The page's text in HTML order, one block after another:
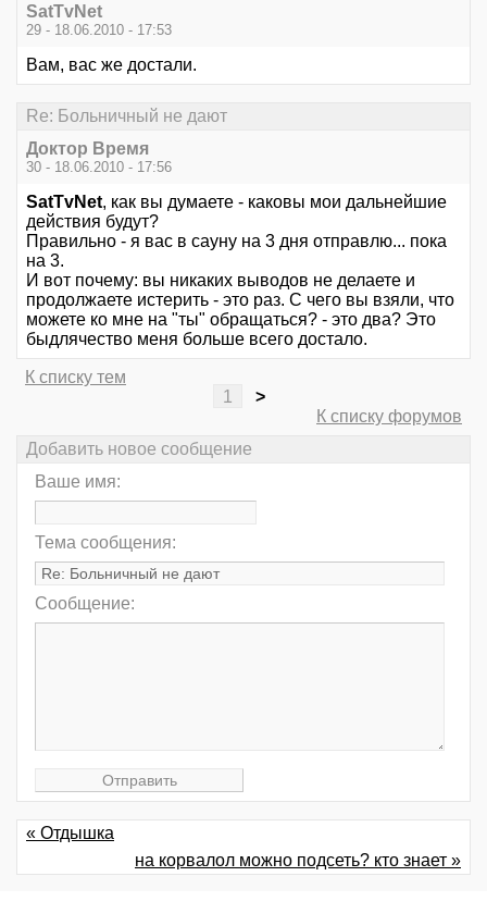
SatTvNet
29 - 18.06.2010 - 17:53
Вам, вас же достали.
Re: Больничный не дают
Доктор Время
30 - 18.06.2010 - 17:56
SatTvNet, как вы думаете - каковы мои дальнейшие
действия будут?
Правильно - я вас в сауну на 3 дня отправлю... пока
на 3.
И вот почему: вы никаких выводов не делаете и
продолжаете истерить - это раз. С чего вы взяли, что
можете ко мне на "ты" обращаться? - это два? Это
быдлячество меня больше всего достало.
К списку тем
1
>
К списку форумов
Добавить новое сообщение
Ваше имя:
Тема сообщения:
Сообщение:
« Отдышка
на корвалол можно подсеть? кто знает »